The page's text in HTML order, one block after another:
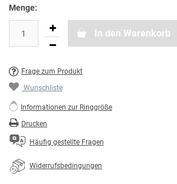
Menge:
In den Warenkorb
Frage zum Produkt
Wunschliste
Informationen zur Ringgröße
Drucken
Häufig gestellte Fragen
Widerrufsbedingungen